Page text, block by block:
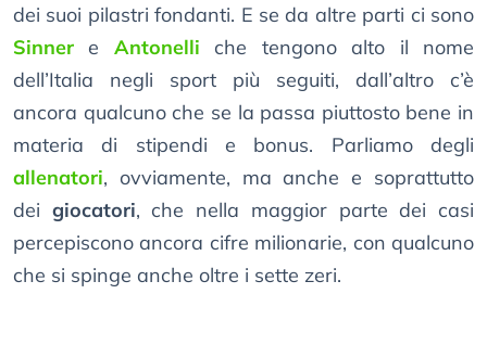
dei suoi pilastri fondanti. E se da altre parti ci sono
Sinner e Antonelli che tengono alto il nome
dell’Italia negli sport più seguiti, dall’altro c’è
ancora qualcuno che se la passa piuttosto bene in
materia di stipendi e bonus. Parliamo degli
allenatori, ovviamente, ma anche e soprattutto
dei giocatori, che nella maggior parte dei casi
percepiscono ancora cifre milionarie, con qualcuno
che si spinge anche oltre i sette zeri.